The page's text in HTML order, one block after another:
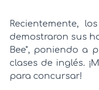
Recientemente,
demostraron sus
Bee", poniendo a
clases de inglés.
para concursar! ⁣⁣